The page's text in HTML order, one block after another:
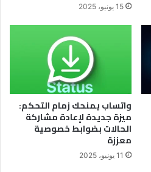
15 يونيو، 2025
واتساب يمنحك زمام التحكم:
ميزة جديدة لإعادة مشاركة
الحالات بضوابط خصوصية
معززة
11 يونيو، 2025